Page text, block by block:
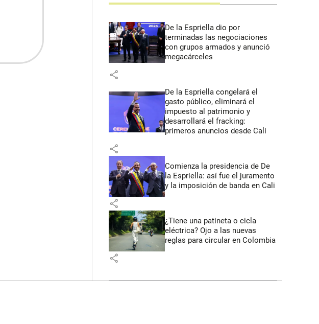
De la Espriella dio por
terminadas las negociaciones
con grupos armados y anunció
megacárceles
share
De la Espriella congelará el
gasto público, eliminará el
impuesto al patrimonio y
desarrollará el fracking:
primeros anuncios desde Cali
share
Comienza la presidencia de De
la Espriella: así fue el juramento
y la imposición de banda en Cali
share
¿Tiene una patineta o cicla
eléctrica? Ojo a las nuevas
reglas para circular en Colombia
share